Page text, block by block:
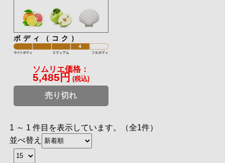
ボディ（コク）
ソムリエ価格：
5,485円 (税込)
売り切れ
1 ～ 1 件目を表示しています。（全1件）
並べ替え